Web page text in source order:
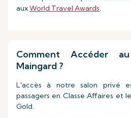
auxWorld Travel Awards.
Comment Accéder
Maingard ?
L'accès à notre salon privé
passagers en Classe Affaires et
Gold.